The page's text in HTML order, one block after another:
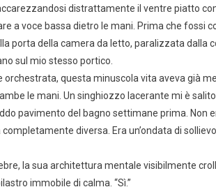
distrattamente il ventre piatto
a voce bassa dietro le mani. Prima che fossi
porta della camera da letto, paralizzata dalla
sul mio stesso portico.
questa minuscola vita aveva già
le mani. Un singhiozzo lacerante mi è
pavimento del bagno settimane prima. Non
diversa. Era un’ondata di
la sua architettura mentale visibilmente
immobile di calma. “Sì.”